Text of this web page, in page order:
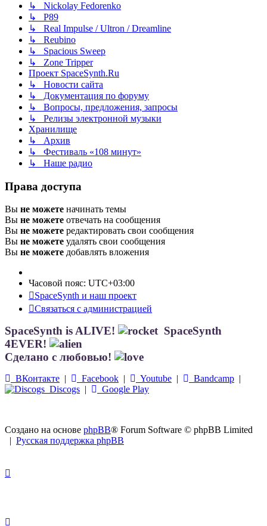
↳ Nickolay Fedorenko
↳ P89
↳ Real Impulse / Ultron / Dreamline
↳ Reubino
↳ Spacious Sweep
↳ Zone Tripper
Проект SpaceSynth.Ru
↳ Новости сайта
↳ Документация по форуму
↳ Вопросы, предложения, запросы
↳ Релизы электронной музыки
Хранилище
↳ Архив
↳ Фестиваль «108 минут»
↳ Наше радио
Права доступа
Вы не можете начинать темы
Вы не можете отвечать на сообщения
Вы не можете редактировать свои сообщения
Вы не можете удалять свои сообщения
Вы не можете добавлять вложения
Часовой пояс: UTC+03:00
SpaceSynth и наш проект
Связаться с администрацией
SpaceSynth is ALIVE!
SpaceSynth
4EVER!
Сделано с любовью!
ВКонтакте | Facebook | Youtube | Bandcamp |
Discogs | Google Play
Создано на основе phpBB® Forum Software © phpBB Limited
| Русская поддержка phpBB